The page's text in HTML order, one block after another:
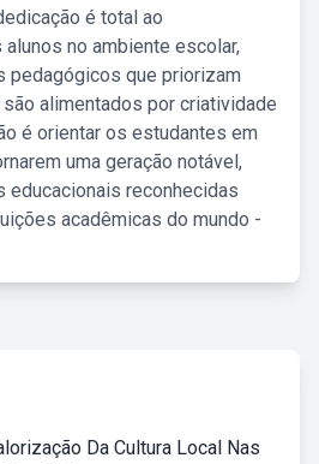
é total ao
no ambiente escolar,
pedagógicos que priorizam
alimentados por criatividade
é orientar os estudantes em
uma geração notável,
educacionais reconhecidas
acadêmicas do mundo -
Da Cultura Local Nas